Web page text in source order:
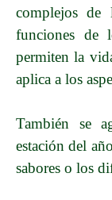
complejos
funciones de
permiten la
aplica a los
También se
estación del
sabores o los